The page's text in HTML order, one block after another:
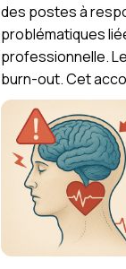
des postes à
problématiques
professionnelle.
burn-out. Cet